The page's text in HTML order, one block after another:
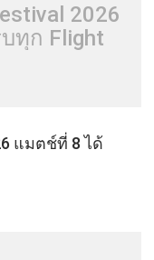
2026
ทุก Flight
แมตช์ที่ 8 ได้